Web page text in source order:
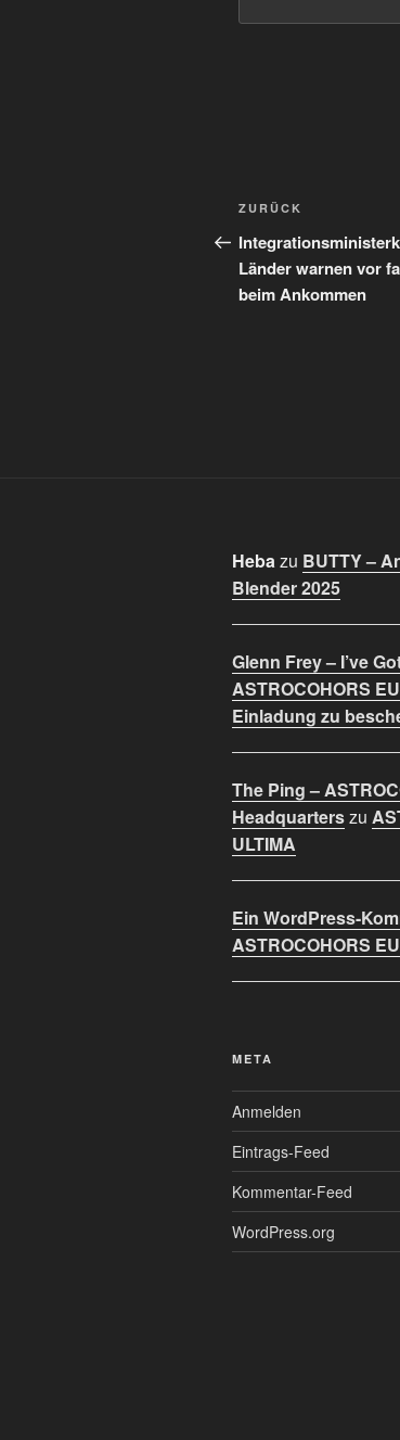
Vorheriger
Beitrag
ZURÜCK
Länder warnen vor
beim Ankommen
Hebazu BUTTY –
Blender 2025
Glenn Frey – I’ve
ASTROCOHORS
Einladung zu
The Ping –
Headquarterszu
ULTIMA
Ein WordPress-
ASTROCOHORS
META
Anmelden
Eintrags-Feed
Kommentar-Feed
WordPress.org